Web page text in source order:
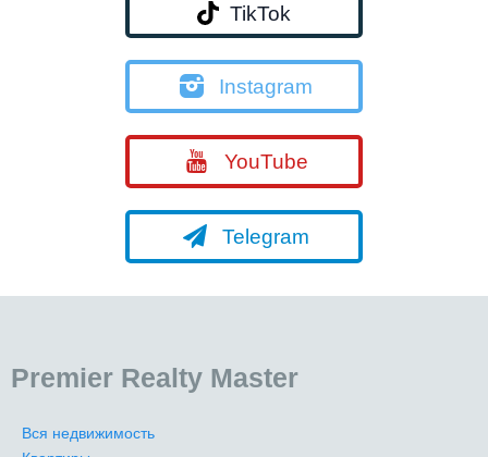
TikTok
Instagram
YouTube
Telegram
Premier Realty Master
Вся недвижимость